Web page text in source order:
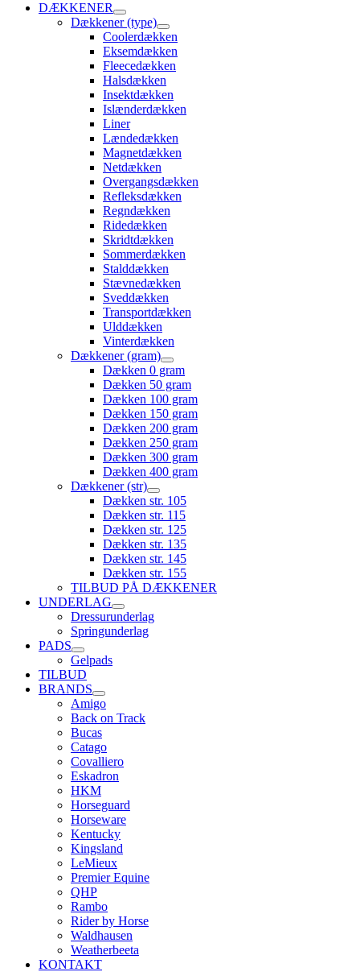
DÆKKENER
Dækkener (type)
Coolerdækken
Eksemdækken
Fleecedækken
Halsdækken
Insektdækken
Islænderdækken
Liner
Lændedækken
Magnetdækken
Netdækken
Overgangsdækken
Refleksdækken
Regndækken
Ridedækken
Skridtdækken
Sommerdækken
Stalddækken
Stævnedækken
Sveddækken
Transportdækken
Ulddækken
Vinterdækken
Dækkener (gram)
Dækken 0 gram
Dækken 50 gram
Dækken 100 gram
Dækken 150 gram
Dækken 200 gram
Dækken 250 gram
Dækken 300 gram
Dækken 400 gram
Dækkener (str)
Dækken str. 105
Dækken str. 115
Dækken str. 125
Dækken str. 135
Dækken str. 145
Dækken str. 155
TILBUD PÅ DÆKKENER
UNDERLAG
Dressurunderlag
Springunderlag
PADS
Gelpads
TILBUD
BRANDS
Amigo
Back on Track
Bucas
Catago
Covalliero
Eskadron
HKM
Horseguard
Horseware
Kentucky
Kingsland
LeMieux
Premier Equine
QHP
Rambo
Rider by Horse
Waldhausen
Weatherbeeta
KONTAKT